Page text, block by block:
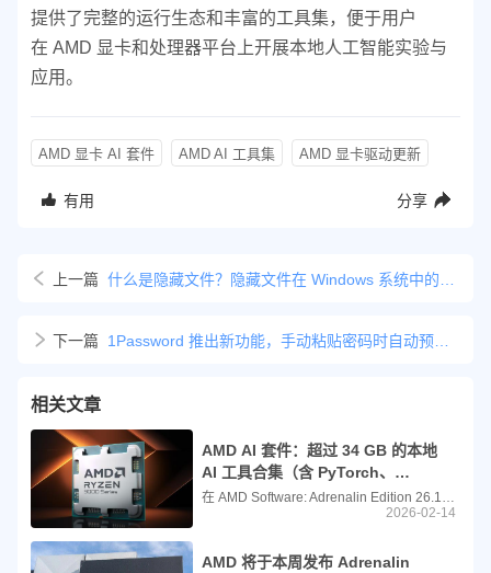
提供了完整的运行生态和丰富的工具集，便于用户
在 AMD 显卡和处理器平台上开展本地人工智能实验与
应用。
AMD 显卡 AI 套件 AMD AI 工具集 AMD 显卡驱动更新
有用 分享
上一篇 什么是隐藏文件？隐藏文件在 Windows 系统中的真实作用
下一篇 1Password 推出新功能，手动粘贴密码时自动预警钓鱼网站
相关文章
AMD AI 套件：超过 34 GB 的本地
AI 工具合集（含 PyTorch、
ComfyUI、Ollama）
在 AMD Software: Adrenalin Edition 26.1.1 驱动程序中，AMD 新增了一个可选的“AI 套件”（AI Bundle），一个体积庞大的本地 AI 工具包。该套件包含 PyTorch、ComfyUI、Ollama、LM Studio 和 Amuse 等组件，但仅在受支持的系统上提供安装选项，完整安装后将占用超过 34 GB 的存储空间。
2026-02-14
AMD 将于本周发布 Adrenalin